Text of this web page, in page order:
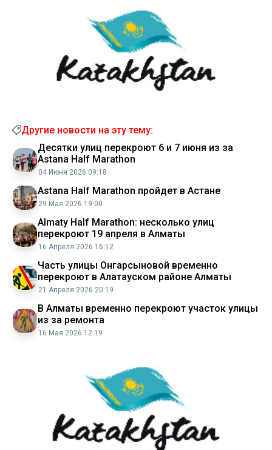
Другие новости на эту тему:
Десятки улиц перекроют 6 и 7 июня из за
Astana Half Marathon
04 Июня 2026 09:18
Astana Half Marathon пройдет в Астане
29 Мая 2026 19:00
Almaty Half Marathon: несколько улиц
перекроют 19 апреля в Алматы
16 Апреля 2026 16:12
Часть улицы Онгарсыновой временно
перекроют в Алатауском районе Алматы
21 Апреля 2026 20:19
В Алматы временно перекроют участок улицы
из за ремонта
16 Мая 2026 12:19